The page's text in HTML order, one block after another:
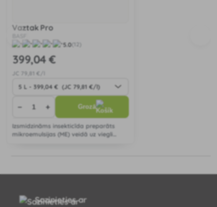
Vaztak Pro
5.0(12)
399,04 €
79 ,81 €/l
− + Grozā
Izsmidzināms insekticīda preparāts
mikroemulsijas (ME) veidā uz viegli
Sazinieties ar